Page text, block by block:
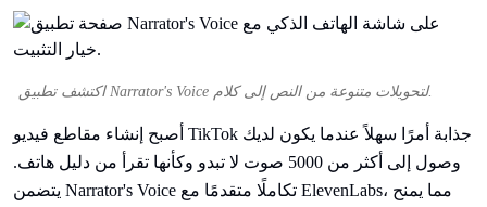
اكتشف تطبيق Narrator's Voice لتحويلات متنوعة من النص إلى كلام.
أصبح إنشاء مقاطع فيديو TikTok جذابة أمرًا سهلاً عندما يكون لديك
وصول إلى أكثر من 5000 صوت لا تبدو وكأنها تقرأ من دليل هاتف.
يتضمن Narrator's Voice تكاملًا متقدمًا مع ElevenLabs، مما يمنح